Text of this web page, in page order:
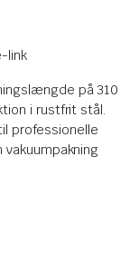
link
på 310
i rustfrit stål.
professionelle